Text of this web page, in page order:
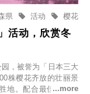
県 樱花
活动
活动，欣赏冬
，被誉为「日本三大
株樱花齐放的壮丽景
地。配合最佳观雪时